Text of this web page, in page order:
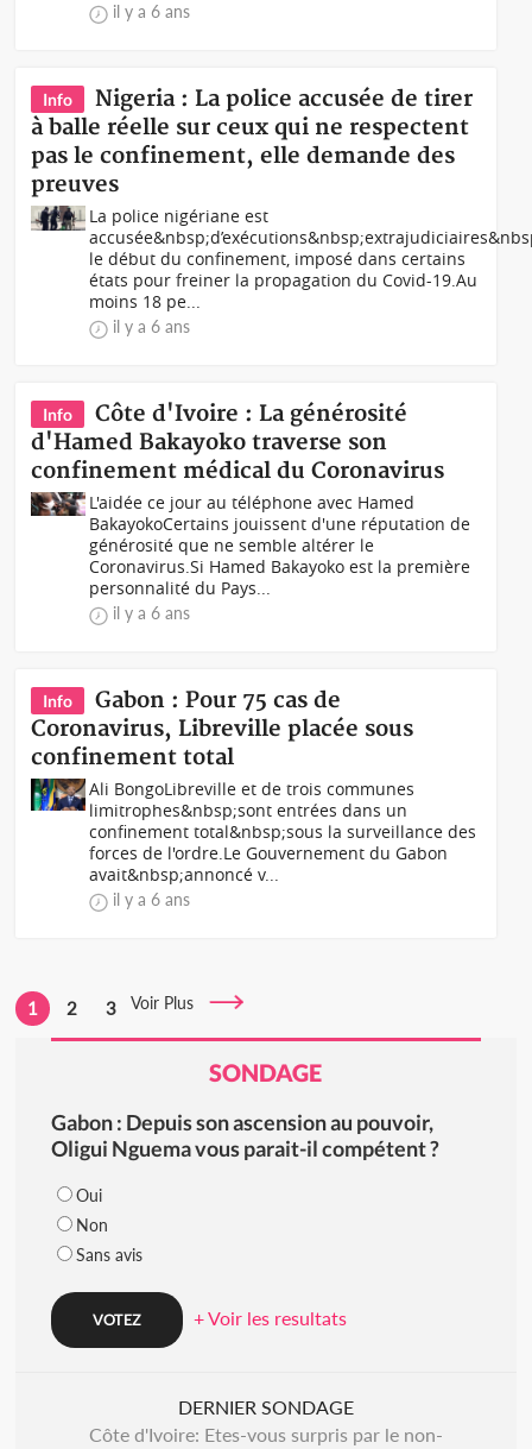
il y a 6 ans
Info
Nigeria : La police accusée de tirer
à balle réelle sur ceux qui ne respectent
pas le confinement, elle demande des
preuves
La police nigériane est
le début du confinement, imposé dans certains
états pour freiner la propagation du Covid-19.Au
moins 18 pe...
il y a 6 ans
Info
Côte d'Ivoire : La générosité
d'Hamed Bakayoko traverse son
confinement médical du Coronavirus
L'aidée ce jour au téléphone avec Hamed
BakayokoCertains jouissent d'une réputation de
générosité que ne semble altérer le
Coronavirus.Si Hamed Bakayoko est la première
personnalité du Pays...
il y a 6 ans
Info
Gabon : Pour 75 cas de
Coronavirus, Libreville placée sous
confinement total
Ali BongoLibreville et de trois communes
limitrophes&nbsp;sont entrées dans un
confinement total&nbsp;sous la surveillance des
forces de l'ordre.Le Gouvernement du Gabon
avait&nbsp;annoncé v...
il y a 6 ans
1 2 3 Voir Plus
SONDAGE
Gabon : Depuis son ascension au pouvoir,
Oligui Nguema vous parait-il compétent ?
Oui
Non
Sans avis
+ Voir les resultats
DERNIER SONDAGE
Côte d'Ivoire: Etes-vous surpris par le non-